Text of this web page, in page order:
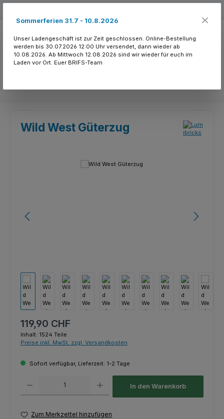
Wild West Güterzug
Bildergalerie überspringen
Regulärer Preis:
119,90 CHF
Inhalt: 1524 Teile
Preise inkl. MwSt. zzgl. Versandkosten
Sofort verfügbar, Lieferzeit: 1-2 Tage
In den Warenkorb
Zum Merkzettel hinzufügen
Sommerferien 31.7 - 10.8.2026
Unser Ladengeschäft ist zur Zeit geschlossen. Online-Bestellung
werden bis 30.07.2026 12:00 Uhr versendet, dann wieder ab
10.08.2026. Ab Mittwoch 12.08.2026 sind wir wieder für euch im
Laden vor Ort. Euer BRIFS-Team